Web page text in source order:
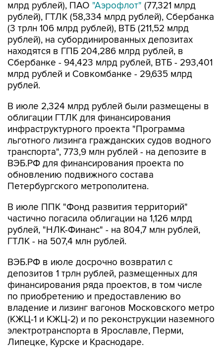
млрд рублей), ПАО "Аэрофлот" (77,321 млрд
рублей), ГТЛК (58,334 млрд рублей), Сбербанка
(3 трлн 106 млрд рублей), ВТБ (211,52 млрд
рублей), на субординированных депозитах
находятся в ГПБ 204,286 млрд рублей, в
Сбербанке - 94,423 млрд рублей, ВТБ - 293,401
млрд рублей и Совкомбанке - 29,635 млрд
рублей.
В июле 2,324 млрд рублей были размещены в
облигации ГТЛК для финансирования
инфраструктурного проекта "Программа
льготного лизинга гражданских судов водного
транспорта", 773,9 млн рублей - на депозите в
ВЭБ.РФ для финансирования проекта по
обновлению подвижного состава
Петербургского метрополитена.
В июле ППК "Фонд развития территорий"
частично погасила облигации на 1,126 млрд
рублей, "НЛК-Финанс" - на 804,7 млн рублей,
ГТЛК - на 507,4 млн рублей.
ВЭБ.РФ в июле досрочно возвратил с
депозитов 1 трлн рублей, размещенных для
финансирования ряда проектов, в том числе
по приобретению и предоставлению во
владение и лизинг вагонов Московского метро
(КЖЦ-1 и КЖЦ-2) и по реконструкции наземного
электротранспорта в Ярославле, Перми,
Липецке, Курске и Краснодаре.